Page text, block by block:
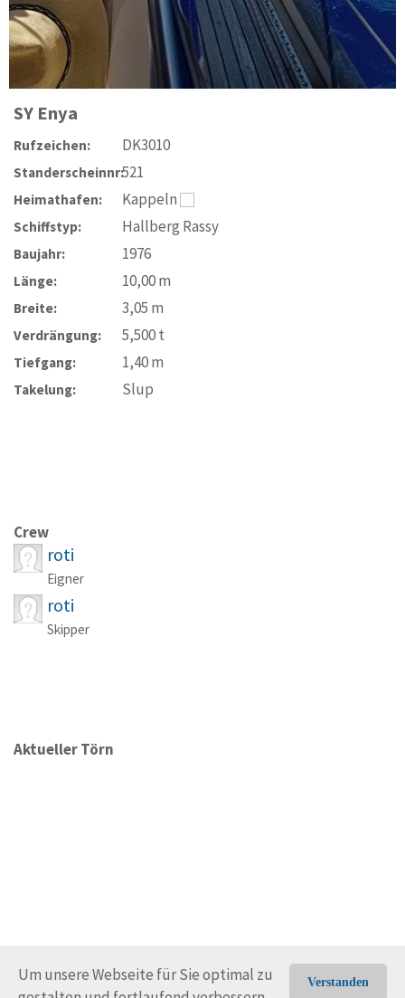
Verstanden
Um unsere Webseite für Sie optimal zu
SY Enya
Rufzeichen: DK3010
Standerscheinnr:521
Heimathafen: Kappeln
Schiffstyp: Hallberg Rassy
Baujahr: 1976
Länge: 10,00m
Breite: 3,05 m
Verdrängung: 5,500t
Tiefgang: 1,40m
Takelung: Slup
Crew
roti
Eigner
roti
Skipper
Aktueller Törn